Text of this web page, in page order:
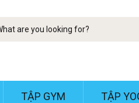
TẬP GYM TẬP